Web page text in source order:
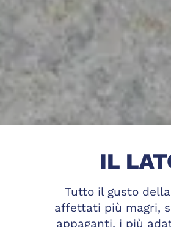
IL
Tutto il gusto
affettati più magri,
appaganti, i più